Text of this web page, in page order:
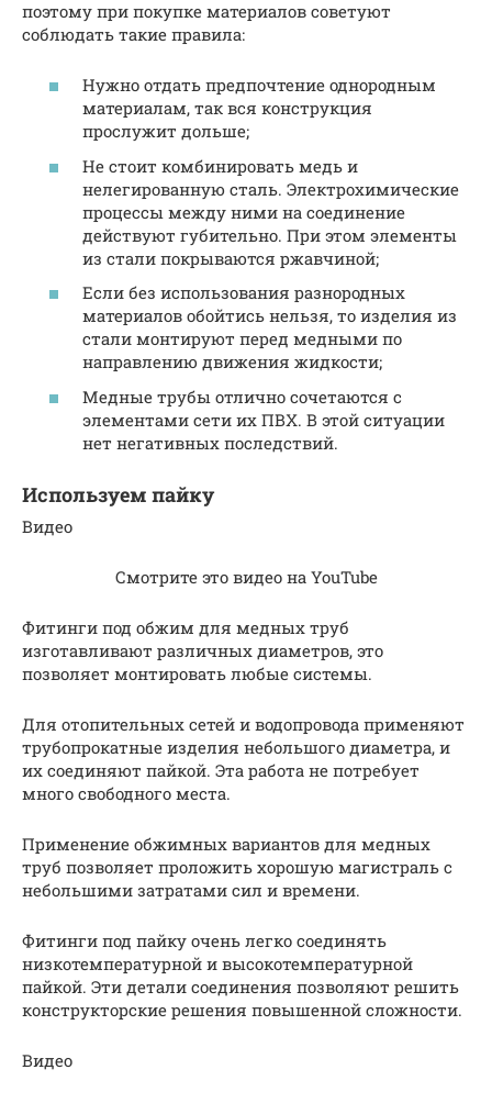
поэтому при покупке материалов советуют
соблюдать такие правила:
Нужно отдать предпочтение однородным
материалам, так вся конструкция
прослужит дольше;
Не стоит комбинировать медь и
нелегированную сталь. Электрохимические
процессы между ними на соединение
действуют губительно. При этом элементы
из стали покрываются ржавчиной;
Если без использования разнородных
материалов обойтись нельзя, то изделия из
стали монтируют перед медными по
направлению движения жидкости;
Медные трубы отлично сочетаются с
элементами сети их ПВХ. В этой ситуации
нет негативных последствий.
Используем пайку
Видео
Смотрите это видео на YouTube
Фитинги под обжим для медных труб
изготавливают различных диаметров, это
позволяет монтировать любые системы.
Для отопительных сетей и водопровода применяют
трубопрокатные изделия небольшого диаметра, и
их соединяют пайкой. Эта работа не потребует
много свободного места.
Применение обжимных вариантов для медных
труб позволяет проложить хорошую магистраль с
небольшими затратами сил и времени.
Фитинги под пайку очень легко соединять
низкотемпературной и высокотемпературной
пайкой. Эти детали соединения позволяют решить
конструкторские решения повышенной сложности.
Видео